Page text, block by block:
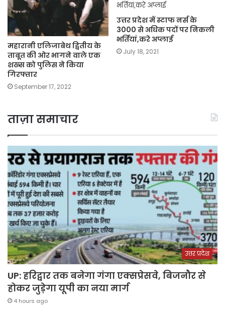
महारानी एलिजाबेथ द्वितीय के
ताबूत की ओर भागने वाले एक
शख्स को पुलिस ने किया
गिरफ्तार
September 17, 2022
उत्तर प्रदेश में स्टाफ नर्स के
3000 से अधिक पदों पर निकली
भर्तियां,करे अप्लाई
July 18, 2021
ताज़ा समाचार
उत्तर प्रदेश
UP: हरिद्वार तक बनेगा गंगा एक्सप्रेसवे, बिजनौर से
होकर जुड़ेगा यूपी का नया मार्ग
4 hours ago